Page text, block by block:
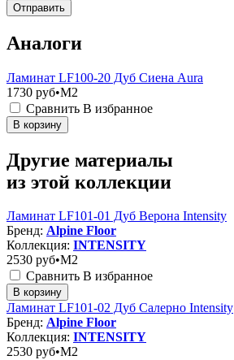
Отправить
Аналоги
Ламинат LF100-20 Дуб Сиена Aura
1730 руб•M2
Сравнить В избранное
В корзину
Другие материалы
из этой коллекции
Ламинат LF101-01 Дуб Верона Intensity
Бренд: Alpine Floor
Коллекция: INTENSITY
2530 руб•M2
Сравнить В избранное
В корзину
Ламинат LF101-02 Дуб Салерно Intensity
Бренд: Alpine Floor
Коллекция: INTENSITY
2530 руб•M2